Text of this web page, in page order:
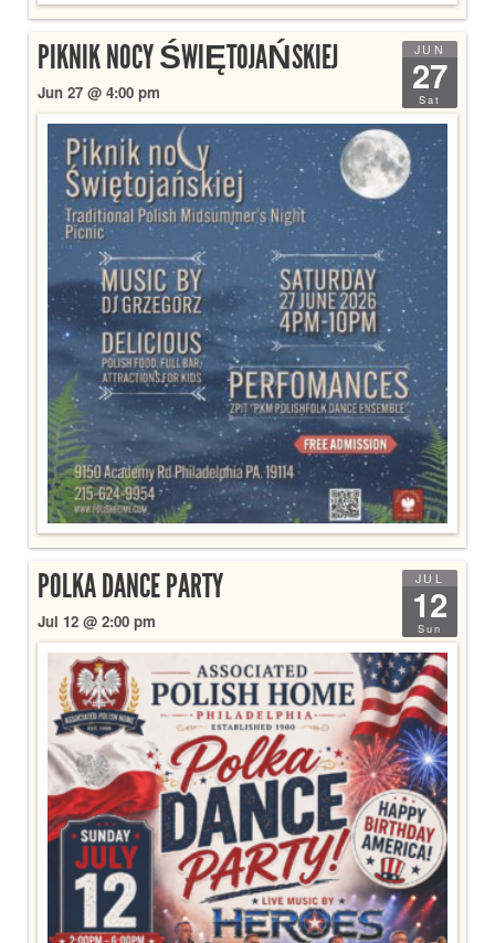
JUN
27
Sat
PIKNIK NOCY ŚWIĘTOJAŃSKIEJ
Jun 27 @ 4:00 pm
JUL
12
Sun
POLKA DANCE PARTY
Jul 12 @ 2:00 pm